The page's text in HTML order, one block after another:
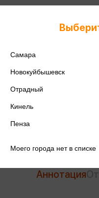
Количество страниц
Аннотация
Самара
Новокуйбышевск
Отрадный
Кинель
Пенза
Моего города нет в списке